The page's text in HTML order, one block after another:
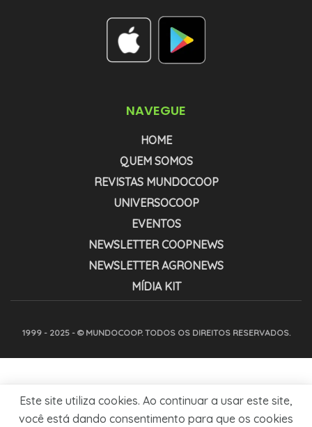
NAVEGUE
HOME
QUEM SOMOS
REVISTAS MUNDOCOOP
UNIVERSOCOOP
EVENTOS
NEWSLETTER COOPNEWS
NEWSLETTER AGRONEWS
MÍDIA KIT
1999 - 2025 - © MUNDOCOOP. TODOS OS DIREITOS RESERVADOS.
Este site utiliza cookies. Ao continuar a usar este site,
você está dando consentimento para que os cookies